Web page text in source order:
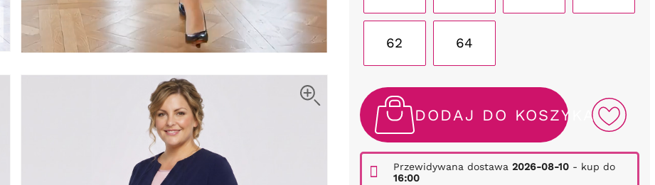
62 64
DODAJ DO KOSZYKA
Przewidywana dostawa 2026-08-10- kup do
16:00